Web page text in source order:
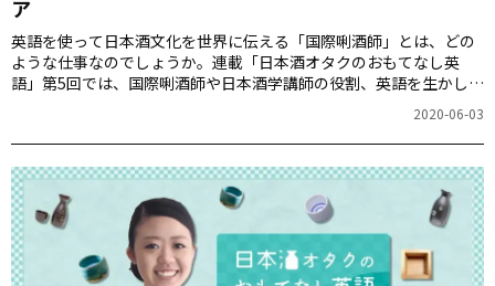
ア
英語を使って日本酒文化を世界に伝える「国際唎酒師」とは、どの
ような仕事なのでしょうか。連載「日本酒オタクのおもてなし英
語」第5回では、国際唎酒師や日本酒学講師の役割、英語を生かした
2020-06-03